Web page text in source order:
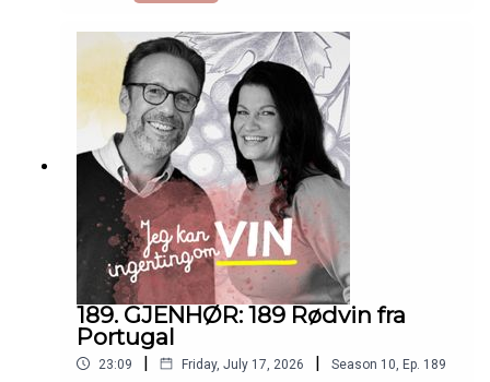
189. GJENHØR: 189 Rødvin fra
Portugal
23:09 | Friday, July 17, 2026 | Season 10 Ep. 189